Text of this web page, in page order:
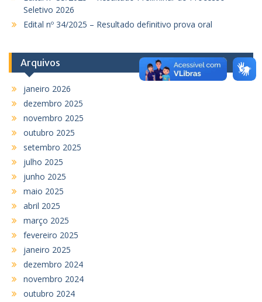
Seletivo 2026
Edital nº 34/2025 – Resultado definitivo prova oral
Arquivos
janeiro 2026
dezembro 2025
novembro 2025
outubro 2025
setembro 2025
julho 2025
junho 2025
maio 2025
abril 2025
março 2025
fevereiro 2025
janeiro 2025
dezembro 2024
novembro 2024
outubro 2024